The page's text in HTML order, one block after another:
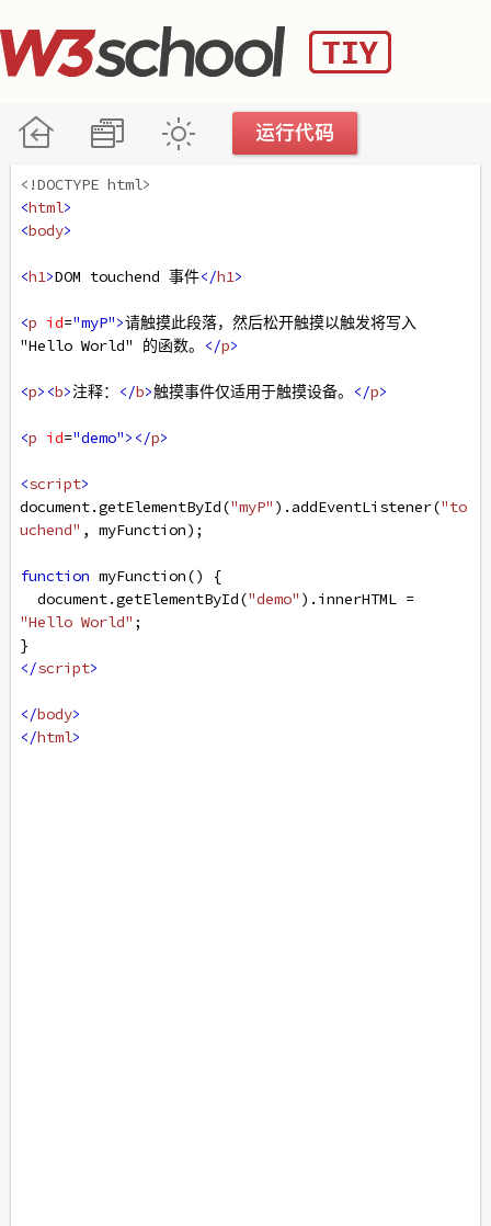
<!DOCTYPE html>
<html>
<body>
<h1>DOM touchend 事件</h1>
<p id="myP">请触摸此段落，然后松开触摸以触发将写入
"Hello World" 的函数。
</p>
<p><b>注释： </b>触摸事件仅适用于触摸设备。 </p>
<p id="demo"></p>
<script>
document.getElementById("myP" ).addEventListener("to
uchend" , myFunction);
function myFunction() {
document.getElementById("demo" ). innerHTML =
"Hello World" ;
}
</script>
</body>
</html>